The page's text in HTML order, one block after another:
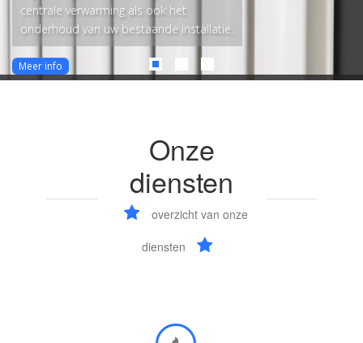
centrale verwarming als ook het
onderhoud van uw bestaande installatie.
Meer info
Onze
diensten
overzicht van onze
diensten